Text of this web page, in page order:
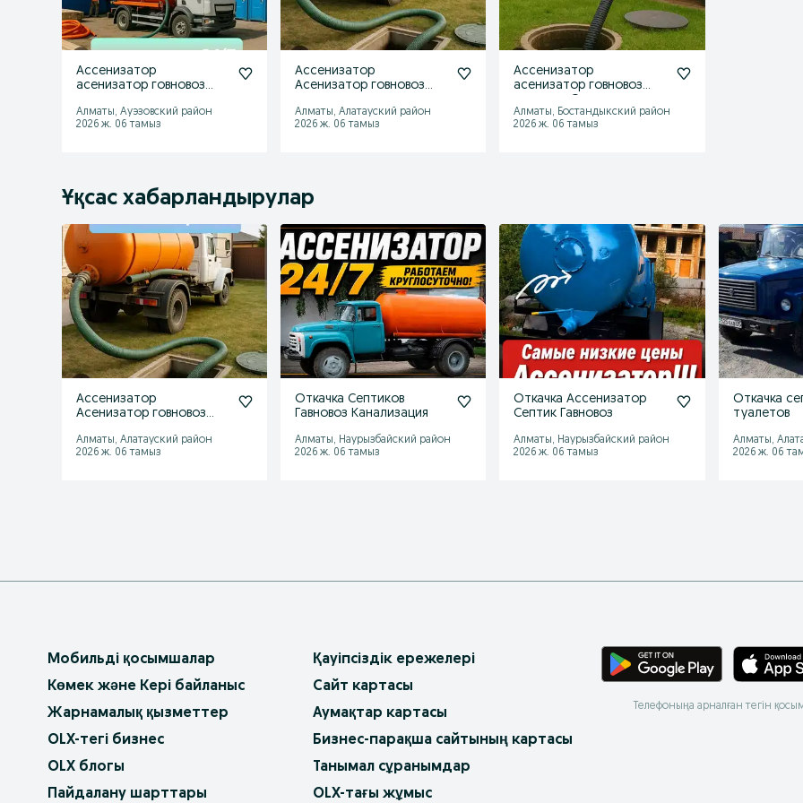
Ассенизатор
асенизатор говновоз
Алматы, Ауэзовский район
2026 ж. 06 тамыз
Ассенизатор
Асенизатор говновоз
Алматы, Алатауский район
2026 ж. 06 тамыз
Ассенизатор
асенизатор говновоз
Алматы, Бостандыкский район
2026 ж. 06 тамыз
Ұқсас хабарландырулар
Ассенизатор
Асенизатор говновоз
Алматы, Алатауский район
2026 ж. 06 тамыз
Откачка Септиков
Гавновоз Канализация
Алматы, Наурызбайский район
2026 ж. 06 тамыз
Откачка Ассенизатор
Септик Гавновоз
Алматы, Наурызбайский район
2026 ж. 06 тамыз
Откачка
туалетов
Алматы,
2026 ж. 06
Мобильді қосымшалар
Көмек және Кері байланыс
Жарнамалық қызметтер
OLX-тегі бизнес
OLX блогы
Пайдалану шарттары
Қауіпсіздік ережелері
Сайт картасы
Аумақтар картасы
Бизнес-парақша сайтының картасы
Танымал сұранымдар
OLX-тағы жұмыс
Телефоныңа арналған тегін